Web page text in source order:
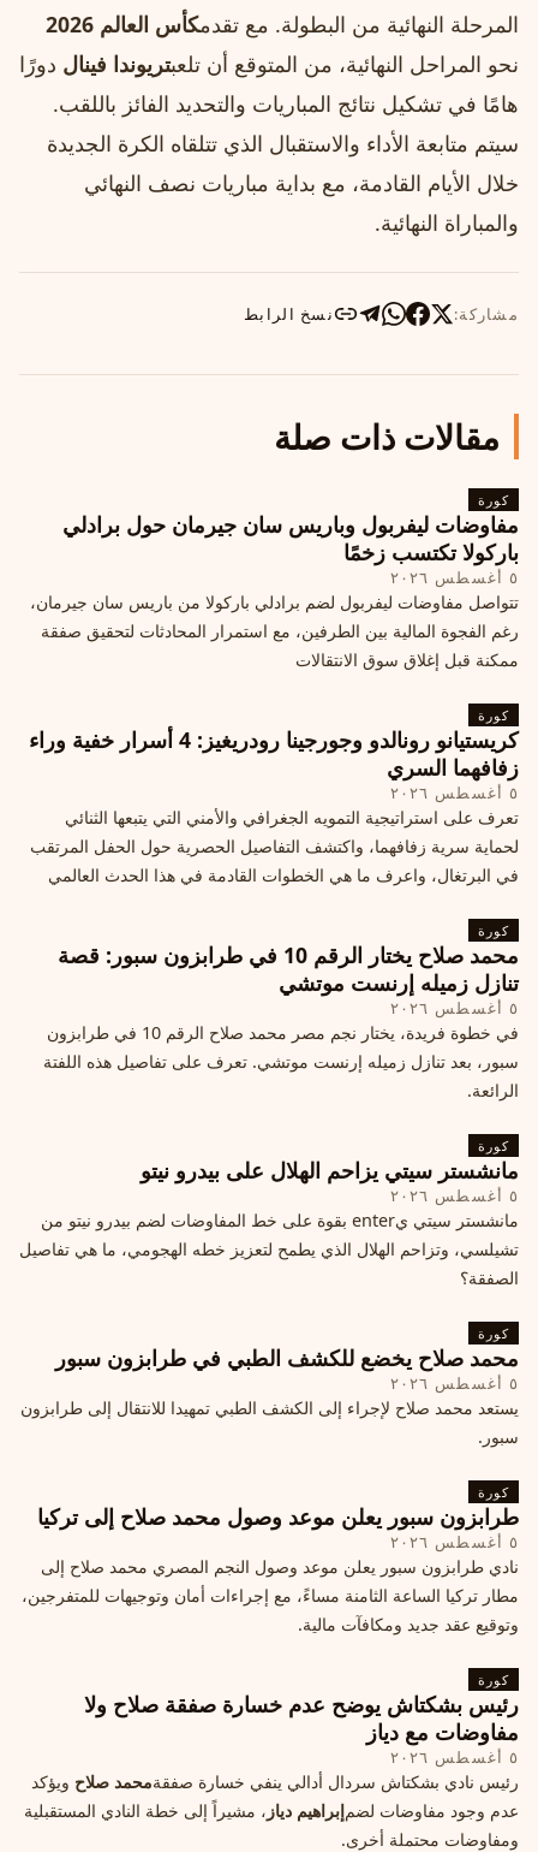
المرحلة النهائية من البطولة. مع تقدمكأس العالم 2026
نحو المراحل النهائية، من المتوقع أن تلعبتريوندا فينال دورًا
هامًا في تشكيل نتائج المباريات والتحديد الفائز باللقب.
سيتم متابعة الأداء والاستقبال الذي تتلقاه الكرة الجديدة
خلال الأيام القادمة، مع بداية مباريات نصف النهائي
والمباراة النهائية.
مشاركة: نسخ الرابط
مقالات ذات صلة
كورة
مفاوضات ليفربول وباريس سان جيرمان حول برادلي
باركولا تكتسب زخمًا
٥ أغسطس ٢٠٢٦
تتواصل مفاوضات ليفربول لضم برادلي باركولا من باريس سان جيرمان،
رغم الفجوة المالية بين الطرفين، مع استمرار المحادثات لتحقيق صفقة
ممكنة قبل إغلاق سوق الانتقالات
كورة
كريستيانو رونالدو وجورجينا رودريغيز: 4 أسرار خفية وراء
زفافهما السري
٥ أغسطس ٢٠٢٦
تعرف على استراتيجية التمويه الجغرافي والأمني التي يتبعها الثنائي
لحماية سرية زفافهما، واكتشف التفاصيل الحصرية حول الحفل المرتقب
في البرتغال، واعرف ما هي الخطوات القادمة في هذا الحدث العالمي
كورة
محمد صلاح يختار الرقم 10 في طرابزون سبور: قصة
تنازل زميله إرنست موتشي
٥ أغسطس ٢٠٢٦
في خطوة فريدة، يختار نجم مصر محمد صلاح الرقم 10 في طرابزون
سبور، بعد تنازل زميله إرنست موتشي. تعرف على تفاصيل هذه اللفتة
الرائعة.
كورة
مانشستر سيتي يزاحم الهلال على بيدرو نيتو
٥ أغسطس ٢٠٢٦
مانشستر سيتي يenter بقوة على خط المفاوضات لضم بيدرو نيتو من
تشيلسي، وتزاحم الهلال الذي يطمح لتعزيز خطه الهجومي، ما هي تفاصيل
الصفقة؟
كورة
محمد صلاح يخضع للكشف الطبي في طرابزون سبور
٥ أغسطس ٢٠٢٦
يستعد محمد صلاح لإجراء إلى الكشف الطبي تمهيدا للانتقال إلى طرابزون
سبور.
كورة
طرابزون سبور يعلن موعد وصول محمد صلاح إلى تركيا
٥ أغسطس ٢٠٢٦
نادي طرابزون سبور يعلن موعد وصول النجم المصري محمد صلاح إلى
مطار تركيا الساعة الثامنة مساءً، مع إجراءات أمان وتوجيهات للمتفرجين،
وتوقيع عقد جديد ومكافآت مالية.
كورة
رئيس بشكتاش يوضح عدم خسارة صفقة صلاح ولا
مفاوضات مع دياز
٥ أغسطس ٢٠٢٦
رئيس نادي بشكتاش سردال أدالي ينفي خسارة صفقةمحمد صلاح ويؤكد
عدم وجود مفاوضات لضمإبراهيم دياز ، مشيراً إلى خطة النادي المستقبلية
ومفاوضات محتملة أخرى.